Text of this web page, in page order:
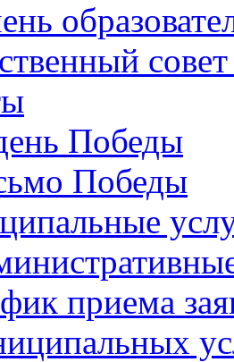
Победы
Победы
приема